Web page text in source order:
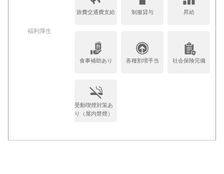
福利厚生
旅費交通費支給 制服貸与 昇給
食事補助あり 各種割増手当 社会保険完備
受動喫煙対策あ
り（屋内禁煙）